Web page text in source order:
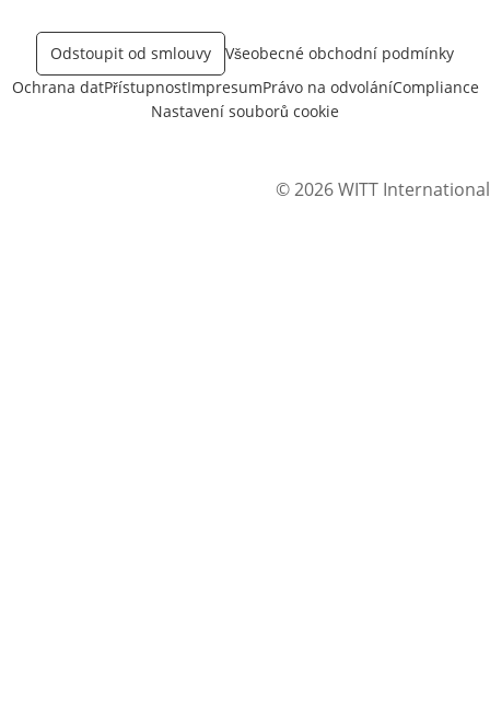
Odstoupit od smlouvy
Všeobecné obchodní podmínky
Ochrana datPřístupnostImpresumPrávo na odvoláníCompliance
Nastavení souborů cookie
© 2026 WITT International